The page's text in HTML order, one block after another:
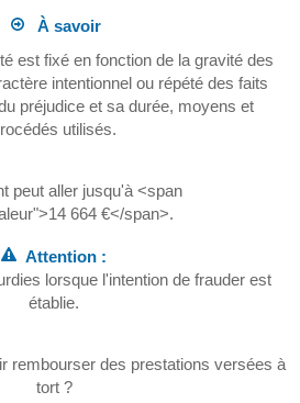
À savoir
est fixé en fonction de la gravité des
intentionnel ou répété des faits
préjudice et sa durée, moyens et
utilisés.
peut aller jusqu'à <span
664 €</span>.
Attention :
lorsque l'intention de frauder est
établie.
rembourser des prestations versées à
tort ?